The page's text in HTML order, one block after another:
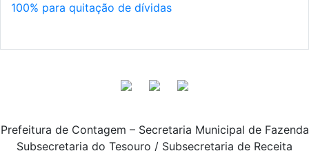
100% para quitação de dívidas
Prefeitura de Contagem – Secretaria Municipal de Fazenda
Subsecretaria do Tesouro / Subsecretaria de Receita